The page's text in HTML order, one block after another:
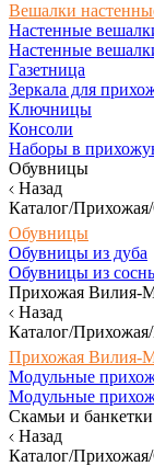
Вешалки
Настенные
Настенные
Газетница
Зеркала для
Ключницы
Консоли
Наборы в
Обувницы
Назад
Каталог/
Обувницы
Обувницы из дуба
Обувницы из
Прихожая Вилия-
Назад
Каталог/
Прихожая Вилия-
Модульные
Модульные
Скамьи и банкетки
Назад
Каталог/